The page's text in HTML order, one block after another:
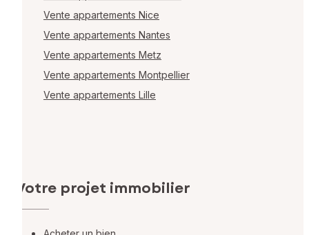
Vente appartements Nice
Vente appartements Nantes
Vente appartements Metz
Vente appartements Montpellier
Vente appartements Lille
Votre projet immobilier